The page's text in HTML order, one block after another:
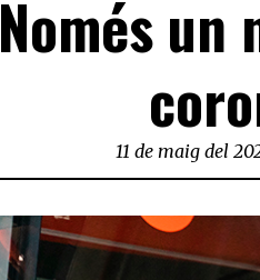
Només
11 de maig del